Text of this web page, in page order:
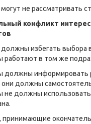
не рассматривать
конфликт
избегать выбора
работают в том же
должны информировать
они должны
не должны
принимающие